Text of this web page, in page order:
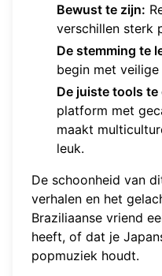
Bewust te zijn:
verschillen sterk
De stemming te
begin met
De juiste tools te
platform met
maakt
leuk.
De schoonheid van
verhalen en het
Braziliaanse vriend
heeft, of dat je
popmuziek houdt.